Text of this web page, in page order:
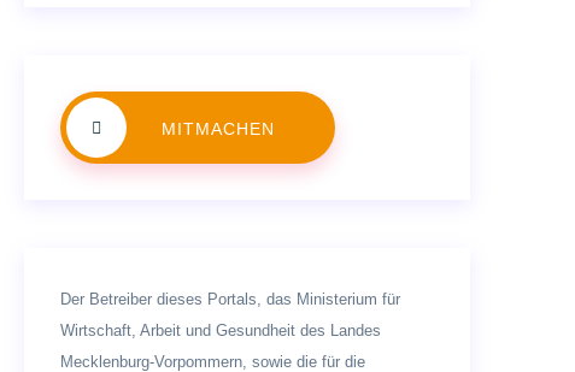
MITMACHEN
Der Betreiber dieses Portals, das Ministerium für
Wirtschaft, Arbeit und Gesundheit des Landes
Mecklenburg-Vorpommern, sowie die für die